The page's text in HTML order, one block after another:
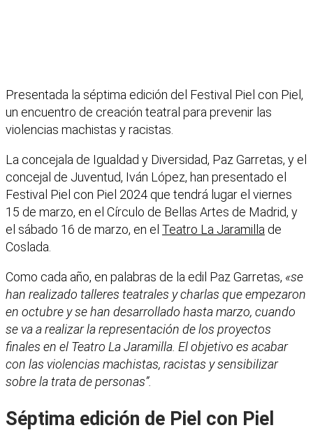
Presentada la séptima edición del Festival Piel con Piel,
un encuentro de creación teatral para prevenir las
violencias machistas y racistas.
La concejala de Igualdad y Diversidad, Paz Garretas, y el
concejal de Juventud, Iván López, han presentado el
Festival Piel con Piel 2024 que tendrá lugar el viernes
15 de marzo, en el Círculo de Bellas Artes de Madrid, y
el sábado 16 de marzo, en el Teatro La Jaramilla de
Coslada.
Como cada año, en palabras de la edil Paz Garretas, «se
han realizado talleres teatrales y charlas que empezaron
en octubre y se han desarrollado hasta marzo, cuando
se va a realizar la representación de los proyectos
finales en el Teatro La Jaramilla. El objetivo es acabar
con las violencias machistas, racistas y sensibilizar
sobre la trata de personas”.
Séptima edición de Piel con Piel